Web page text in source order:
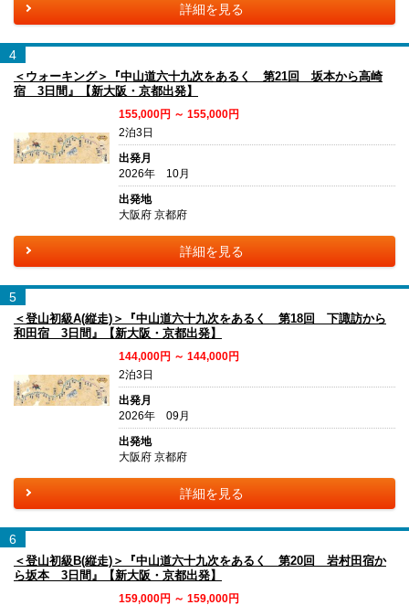
詳細を見る
4
＜ウォーキング＞『中山道六十九次をあるく 第21回 坂本から高崎
宿 3日間』【新大阪・京都出発】
155,000円 ～ 155,000円
2泊3日
出発月
2026年 10月
出発地
大阪府 京都府
詳細を見る
5
＜登山初級A(縦走)＞『中山道六十九次をあるく 第18回 下諏訪から
和田宿 3日間』【新大阪・京都出発】
144,000円 ～ 144,000円
2泊3日
出発月
2026年 09月
出発地
大阪府 京都府
詳細を見る
6
＜登山初級B(縦走)＞『中山道六十九次をあるく 第20回 岩村田宿か
ら坂本 3日間』【新大阪・京都出発】
159,000円 ～ 159,000円